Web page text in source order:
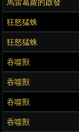
狂怒猛蛛
狂怒猛蛛
吞噬獸
吞噬獸
吞噬獸
吞噬獸